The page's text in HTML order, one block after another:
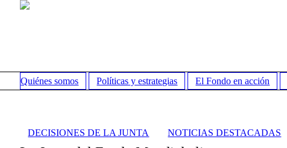
Quiénes somos Políticas y estrategias El Fondo en acción
DECISIONES DE LA JUNTA NOTICIAS DESTACADAS